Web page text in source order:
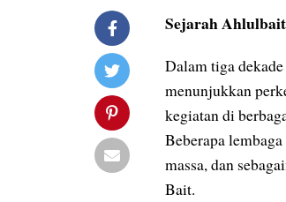
Sejarah
Dalam tiga
menunjukkan
kegiatan di
Beberapa
massa, dan
Bait.